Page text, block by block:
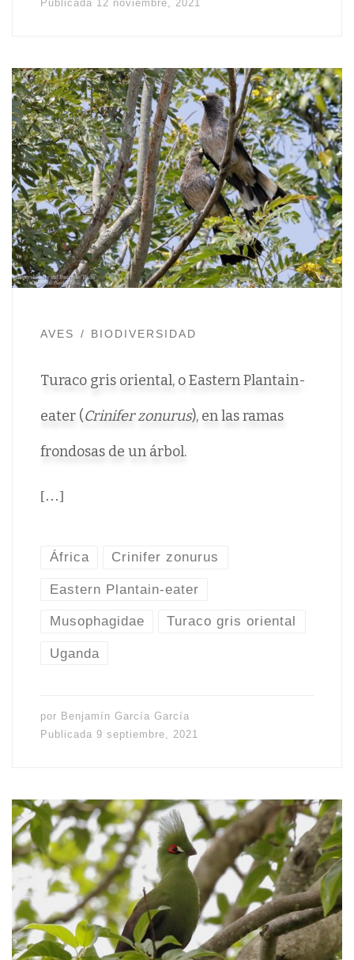
Publicada 12 noviembre, 2021
AVES BIODIVERSIDAD
Turaco gris oriental, o Eastern Plantain-
eater (Crinifer zonurus), en las ramas
frondosas de un árbol.
[…]
África Crinifer zonurus
Eastern Plantain-eater
Musophagidae Turaco gris oriental
Uganda
por Benjamín García García
Publicada 9 septiembre, 2021